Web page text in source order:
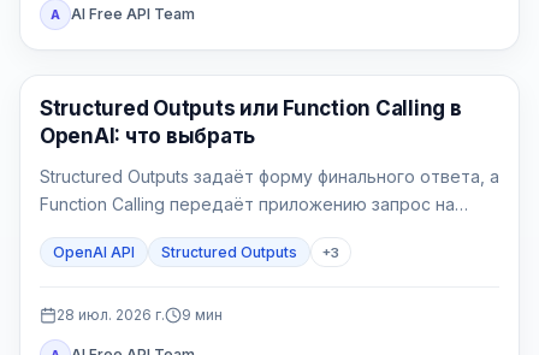
A AI Free API Team
API Гайды
Structured Outputs или Function Calling в
OpenAI: что выбрать
Structured Outputs задаёт форму финального ответа, а
Function Calling передаёт приложению запрос на
действие. Выбор определяется не наличием JSON
Schema, а тем, должен ли backend прочитать или
OpenAI API Structured Outputs +3
28 июл. 2026 г. 9 мин